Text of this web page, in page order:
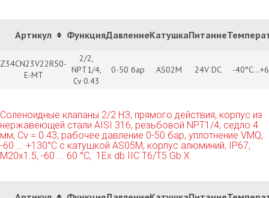
Артикул ФункцияДавлениеКатушкаПитание
Z34CN23V22R50-
E-MT
2/2,
NPT1/4,
Cv 0.43
0-50 бар AS02M 24V DC -
Соленоидные клапаны 2/2 НЗ, прямого действия, корпус из
нержавеющей стали AISI 316, резьбовой NPT1/4, седло 4
мм, Cv = 0.43, рабочее давление 0-50 бар, уплотнение VMQ,
-60 ... +130°C с катушкой AS05M, корпус алюминий, IP67,
М20х1.5, -60 ... 60 °C, 1Ех db IIC T6/Т5 Gb X.